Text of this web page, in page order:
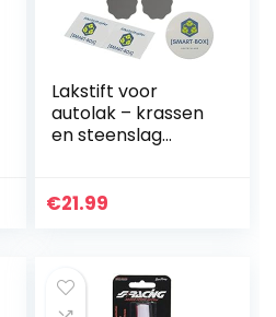
Lakstift voor
autolak – krassen
en steenslag
repareren – met
€21.99